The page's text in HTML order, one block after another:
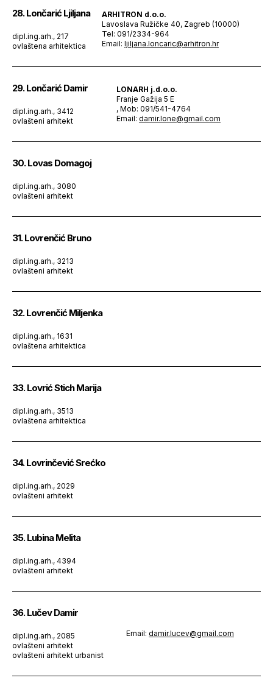
28. Lončarić Ljiljana
dipl.ing.arh., 217
ovlaštena arhitektica
ARHITRON d.o.o.
Lavoslava Ružičke 40, Zagreb (10000)
Tel: 091/2334-964
Email: ljiljana.loncaric@arhitron.hr
29. Lončarić Damir
dipl.ing.arh., 3412
ovlašteni arhitekt
LONARH j.d.o.o.
Franje Gažija 5 E
, Mob: 091/541-4764
Email: damir.lone@gmail.com
30. Lovas Domagoj
dipl.ing.arh., 3080
ovlašteni arhitekt
31. Lovrenčić Bruno
dipl.ing.arh., 3213
ovlašteni arhitekt
32. Lovrenčić Miljenka
dipl.ing.arh., 1631
ovlaštena arhitektica
33. Lovrić Stich Marija
dipl.ing.arh., 3513
ovlaštena arhitektica
34. Lovrinčević Srećko
dipl.ing.arh., 2029
ovlašteni arhitekt
35. Lubina Melita
dipl.ing.arh., 4394
ovlašteni arhitekt
36. Lučev Damir
dipl.ing.arh., 2085
ovlašteni arhitekt
ovlašteni arhitekt urbanist
Email: damir.lucev@gmail.com